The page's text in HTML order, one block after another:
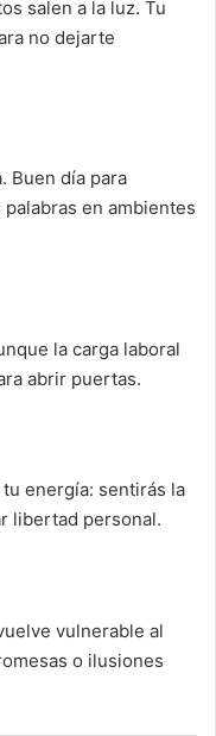
salen a la luz. Tu
no dejarte
Buen día para
en ambientes
la carga laboral
abrir puertas.
energía: sentirás la
libertad personal.
vulnerable al
o ilusiones